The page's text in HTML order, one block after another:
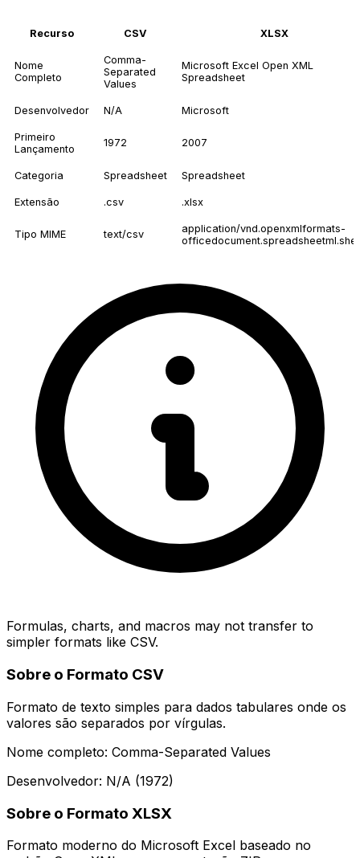
Recurso CSV XLSX
Nome
Completo
Comma-
Separated
Values
Microsoft Excel Open XML
Spreadsheet
Desenvolvedor N/A Microsoft
Primeiro
Lançamento
1972 2007
Categoria Spreadsheet Spreadsheet
Extensão .csv .xlsx
Tipo MIME text/csv
application/vnd.openxmlformats-
Formulas, charts, and macros may not transfer to
simpler formats like CSV.
Sobre o Formato CSV
Formato de texto simples para dados tabulares onde os
valores são separados por vírgulas.
Nome completo: Comma-Separated Values
Desenvolvedor: N/A (1972)
Sobre o Formato XLSX
Formato moderno do Microsoft Excel baseado no